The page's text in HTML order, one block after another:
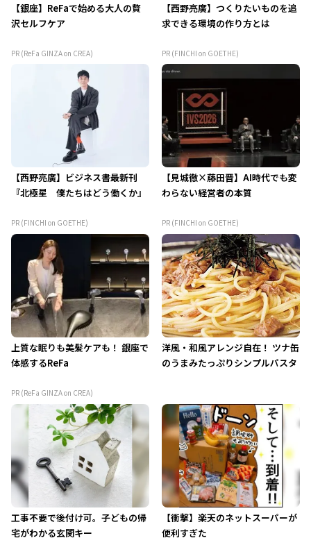
【銀座】ReFaで始める大人の贅
沢セルフケア
PR (ReFa GINZA on CREA)
【西野亮廣】つくりたいものを追
求できる環境の作り方とは
PR (FINCHI on GOETHE)
【西野亮廣】ビジネス書最新刊
『北極星 僕たちはどう働くか』
PR (FINCHI on GOETHE)
【見城徹×藤田晋】AI時代でも変
わらない経営者の本質
PR (FINCHI on GOETHE)
上質な眠りも美髪ケアも！ 銀座で
体感するReFa
PR (ReFa GINZA on CREA)
洋風・和風アレンジ自在！ ツナ缶
のうまみたっぷりシンプルパスタ
工事不要で後付け可。子どもの帰
宅がわかる玄関キー
【衝撃】楽天のネットスーパーが
便利すぎた